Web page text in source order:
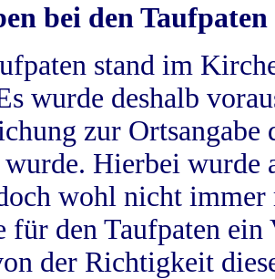
bei den Taufpaten
stand im
wurde deshalb
zur
wurde. Hierbei wurde
wohl nicht
für den Taufpaten
der Richtigkeit